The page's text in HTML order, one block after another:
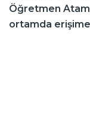
Öğretmen
ortamda erişime